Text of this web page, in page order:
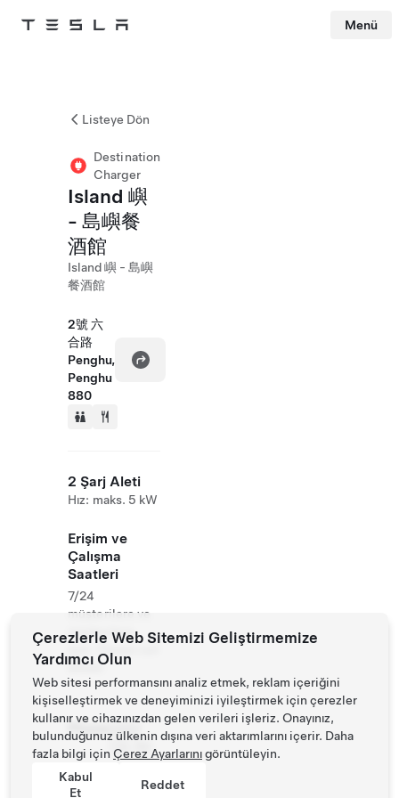
Tesla Menü
Listeye Dön
Destination
Charger
Island 嶼
- 島嶼餐
酒館
Island 嶼 - 島嶼
餐酒館
2號 六
合路
Penghu,
Penghu
880
2 Şarj Aleti
Hız: maks. 5 kW
Erişim ve
Çalışma
Saatleri
7/24
müşterilere ve
müşterilere
ahead.
Phone 0989
170 761
Çerezlerle Web Sitemizi Geliştirmemize
Yardımcı Olun
Web sitesi performansını analiz etmek, reklam içeriğini
kişiselleştirmek ve deneyiminizi iyileştirmek için çerezler
kullanır ve cihazınızdan gelen verileri işleriz. Onayınız,
bulunduğunuz ülkenin dışına veri aktarımlarını içerir. Daha
fazla bilgi için Çerez Ayarlarınıgörüntüleyin.
Kabul
Et
Reddet